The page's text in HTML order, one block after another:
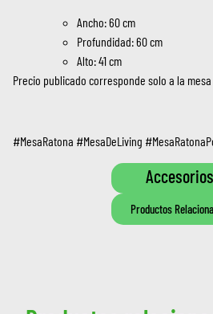
Ancho: 60 cm
Profundidad: 60 cm
Alto: 41 cm
Precio publicado corresponde solo a la
#MesaRatona #MesaDeLiving
Accesorios
Productos